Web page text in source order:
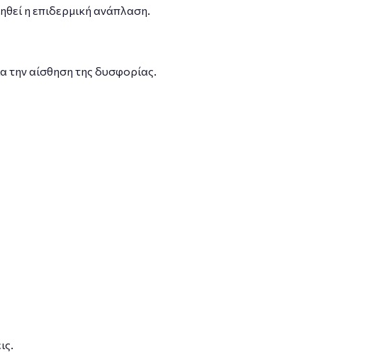
η επιδερμική ανάπλαση.
την αίσθηση της δυσφορίας.